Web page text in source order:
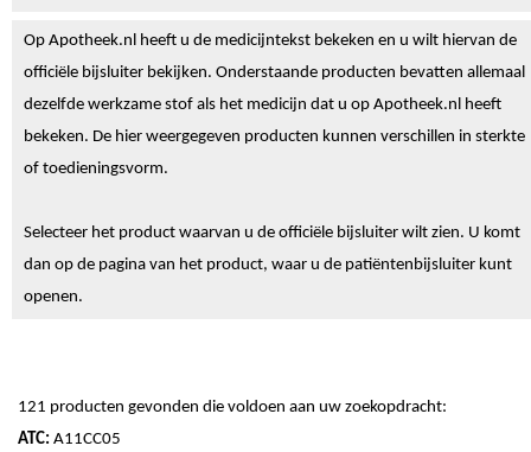
Op Apotheek.nl heeft u de medicijntekst bekeken en u wilt hiervan de
officiële bijsluiter bekijken. Onderstaande producten bevatten allemaal
dezelfde werkzame stof als het medicijn dat u op Apotheek.nl heeft
bekeken. De hier weergegeven producten kunnen verschillen in sterkte
of toedieningsvorm.
Selecteer het product waarvan u de officiële bijsluiter wilt zien. U komt
dan op de pagina van het product, waar u de patiëntenbijsluiter kunt
openen.
121 producten gevonden die voldoen aan uw zoekopdracht:
ATC: A11CC05